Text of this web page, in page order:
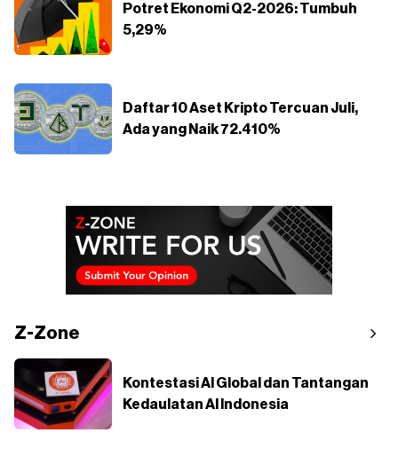
Potret Ekonomi Q2-2026: Tumbuh
5,29%
Daftar 10 Aset Kripto Tercuan Juli,
Ada yang Naik 72.410%
Z-Zone
Kontestasi AI Global dan Tantangan
Kedaulatan AI Indonesia